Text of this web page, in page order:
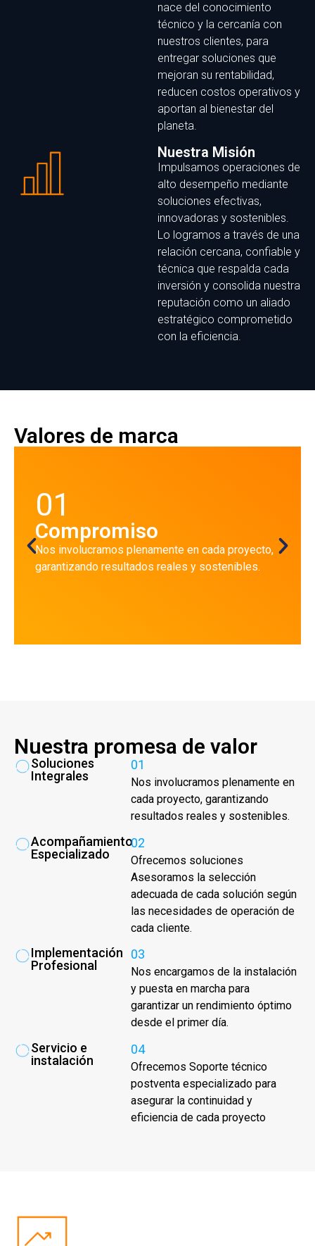
nace del conocimiento
técnico y la cercanía con
nuestros clientes, para
entregar soluciones que
mejoran su rentabilidad,
reducen costos operativos y
aportan al bienestar del
planeta.
Nuestra Misión
Impulsamos operaciones de
alto desempeño mediante
soluciones efectivas,
innovadoras y sostenibles.
Lo logramos a través de una
relación cercana, confiable y
técnica que respalda cada
inversión y consolida nuestra
reputación como un aliado
estratégico comprometido
con la eficiencia.
Valores de marca
01
Compromiso
Nos involucramos plenamente en cada proyecto,
garantizando resultados reales y sostenibles.
Nuestra promesa de valor
Soluciones
Integrales
01
Nos involucramos plenamente en
cada proyecto, garantizando
resultados reales y sostenibles.
Acompañamiento
Especializado
02
Ofrecemos soluciones
Asesoramos la selección
adecuada de cada solución según
las necesidades de operación de
cada cliente.
Implementación
Profesional
03
Nos encargamos de la instalación
y puesta en marcha para
garantizar un rendimiento óptimo
desde el primer día.
Servicio e
instalación
04
Ofrecemos Soporte técnico
postventa especializado para
asegurar la continuidad y
eficiencia de cada proyecto